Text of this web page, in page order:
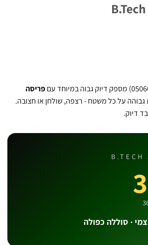
פריסה
גבוהה על כל משטח - רצפה, שולחן או חצובה.
דיוק.
B.TECH
· סוללה כפולה